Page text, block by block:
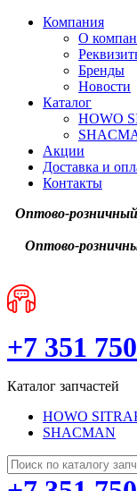
Компания
О
Бренды
Новости
Каталог
HOWO
Акции
Доставка и
Контакты
Оптово-
Оптово-
+7 351
Каталог запчастей
HOWO
SHACMAN